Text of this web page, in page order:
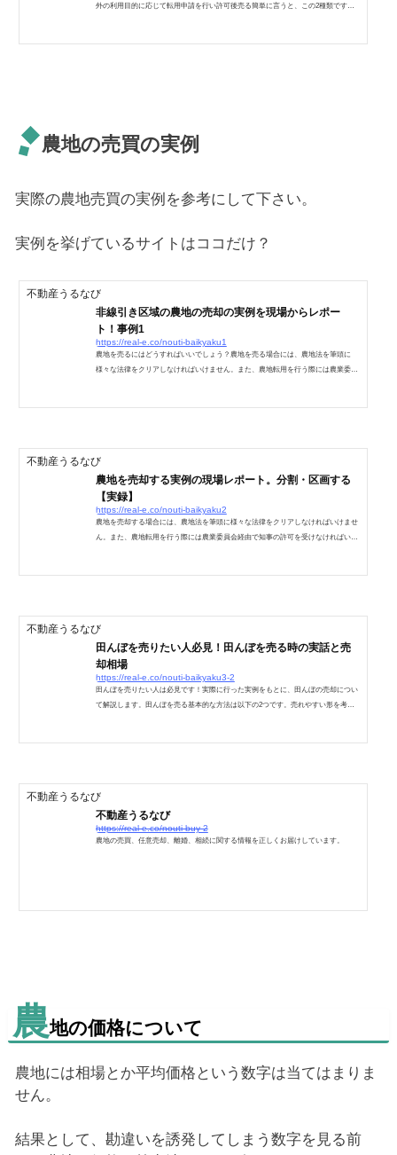
外の利用目的に応じて転用申請を行い許可後売る簡単に言うと、この2種類です。
農地の売買の実例
実際の農地売買の実例を参考にして下さい。
実例を挙げているサイトはココだけ？
不動産うるなび
非線引き区域の農地の売却の実例を現場からレポー
ト！事例1
https://real-e.co/nouti-baikyaku1
農地を売るにはどうすればいいでしょう？農地を売る場合には、農地法を筆頭に
様々な法律をクリアしなければいけません。また、農地転用を行う際には農業委員
不動産うるなび
農地を売却する実例の現場レポート。分割・区画する
【実録】
https://real-e.co/nouti-baikyaku2
農地を売却する場合には、農地法を筆頭に様々な法律をクリアしなければいけませ
ん。また、農地転用を行う際には農業委員会経由で知事の許可を受けなければいけ
不動産うるなび
田んぼを売りたい人必見！田んぼを売る時の実話と売
却相場
https://real-e.co/nouti-baikyaku3-2
田んぼを売りたい人は必見です！実際に行った実例をもとに、田んぼの売却につい
て解説します。田んぼを売る基本的な方法は以下の2つです。売れやすい形を考え
不動産うるなび
不動産うるなび
https://real-e.co/nouti-buy-2
農地の売買、任意売却、離婚、相続に関する情報を正しくお届けしています。
農地の価格について
農地には相場とか平均価格という数字は当てはまりま
せん。
結果として、勘違いを誘発してしまう数字を見る前